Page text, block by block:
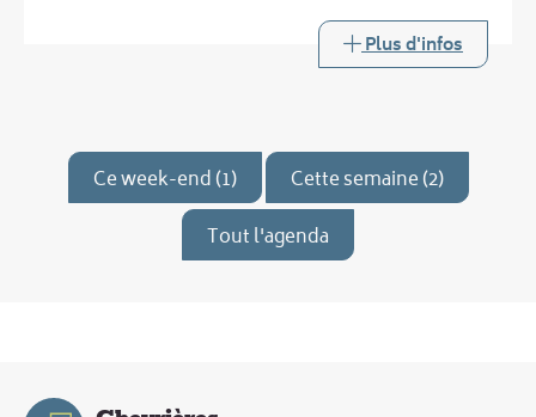
Plus d'infos
Ce week-end (1)
Cette semaine (2)
Tout l'agenda